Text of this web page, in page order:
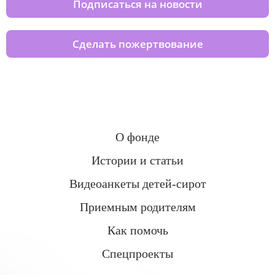
Подписаться на новости
Сделать пожертвование
О фонде
Истории и статьи
Видеоанкеты детей-сирот
Приемным родителям
Как помочь
Спецпроекты